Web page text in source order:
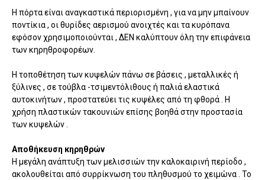
Η πόρτα είναι αναγκαστικά περιορισμένη , για να μην μπαίνουν
ποντίκια , οι θυρίδες αερισμού ανοιχτές και τα κυρόπανα
εφόσον χρησιμοποιούνται , ΔΕΝ καλύπτουν όλη την επιφάνεια
των κηρηθροφορέων.
Η τοποθέτηση των κυψελών πάνω σε βάσεις , μεταλλικές ή
ξύλινες , σε τούβλα -τσιμεντόλιθους ή παλιά ελαστικά
αυτοκινήτων , προστατεύει τις κυψέλες από τη φθορά . Η
χρήση πλαστικών τακουνιών επίσης βοηθά στην προστασία
των κυψελών .
Αποθήκευση κηρηθρών
Η μεγάλη ανάπτυξη των μελισσιών την καλοκαιρινή περίοδο ,
ακολουθείται από συρρίκνωση του πληθυσμού το χειμώνα . Το